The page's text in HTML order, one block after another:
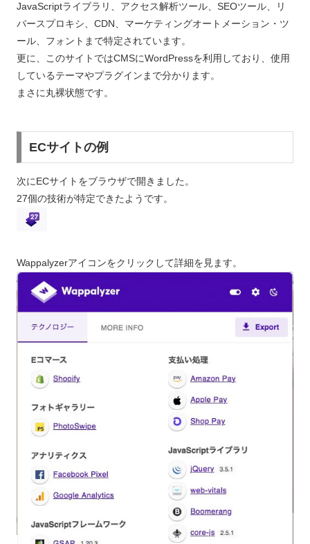
JavaScriptライブラリ、アクセス解析ツール、SEOツール、リ
バースプロキシ、CDN、マーケティングオートメーション・ツ
ール、フォントまで特定されています。
更に、このサイトではCMSにWordPressを利用しており、使用
しているテーマやプラグインまで分かります。
まさに丸裸状態です。
ECサイトの例
次にECサイトをブラウザで開きました。
27個の技術が特定できたようです。
Wappalyzerアイコンをクリックして詳細を見ます。